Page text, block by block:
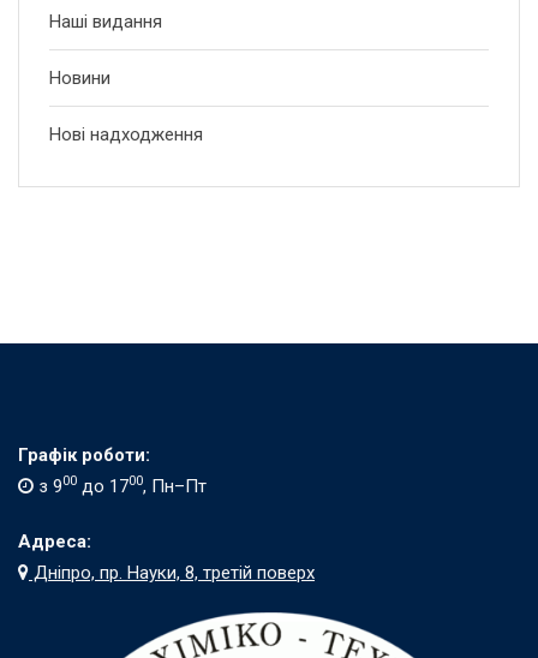
Наші видання
Новини
Нові надходження
Графік роботи:
з 900 до 1700, Пн–Пт
Адреса:
Дніпро, пр. Науки, 8, третій поверх